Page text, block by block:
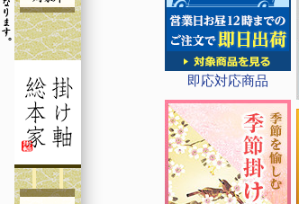
即応対応商品